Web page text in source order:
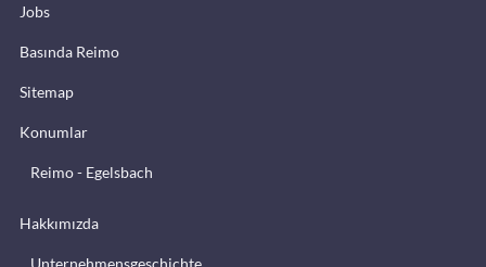
Jobs
Basında Reimo
Sitemap
Konumlar
Reimo - Egelsbach
Hakkımızda
Unternehmensgeschichte